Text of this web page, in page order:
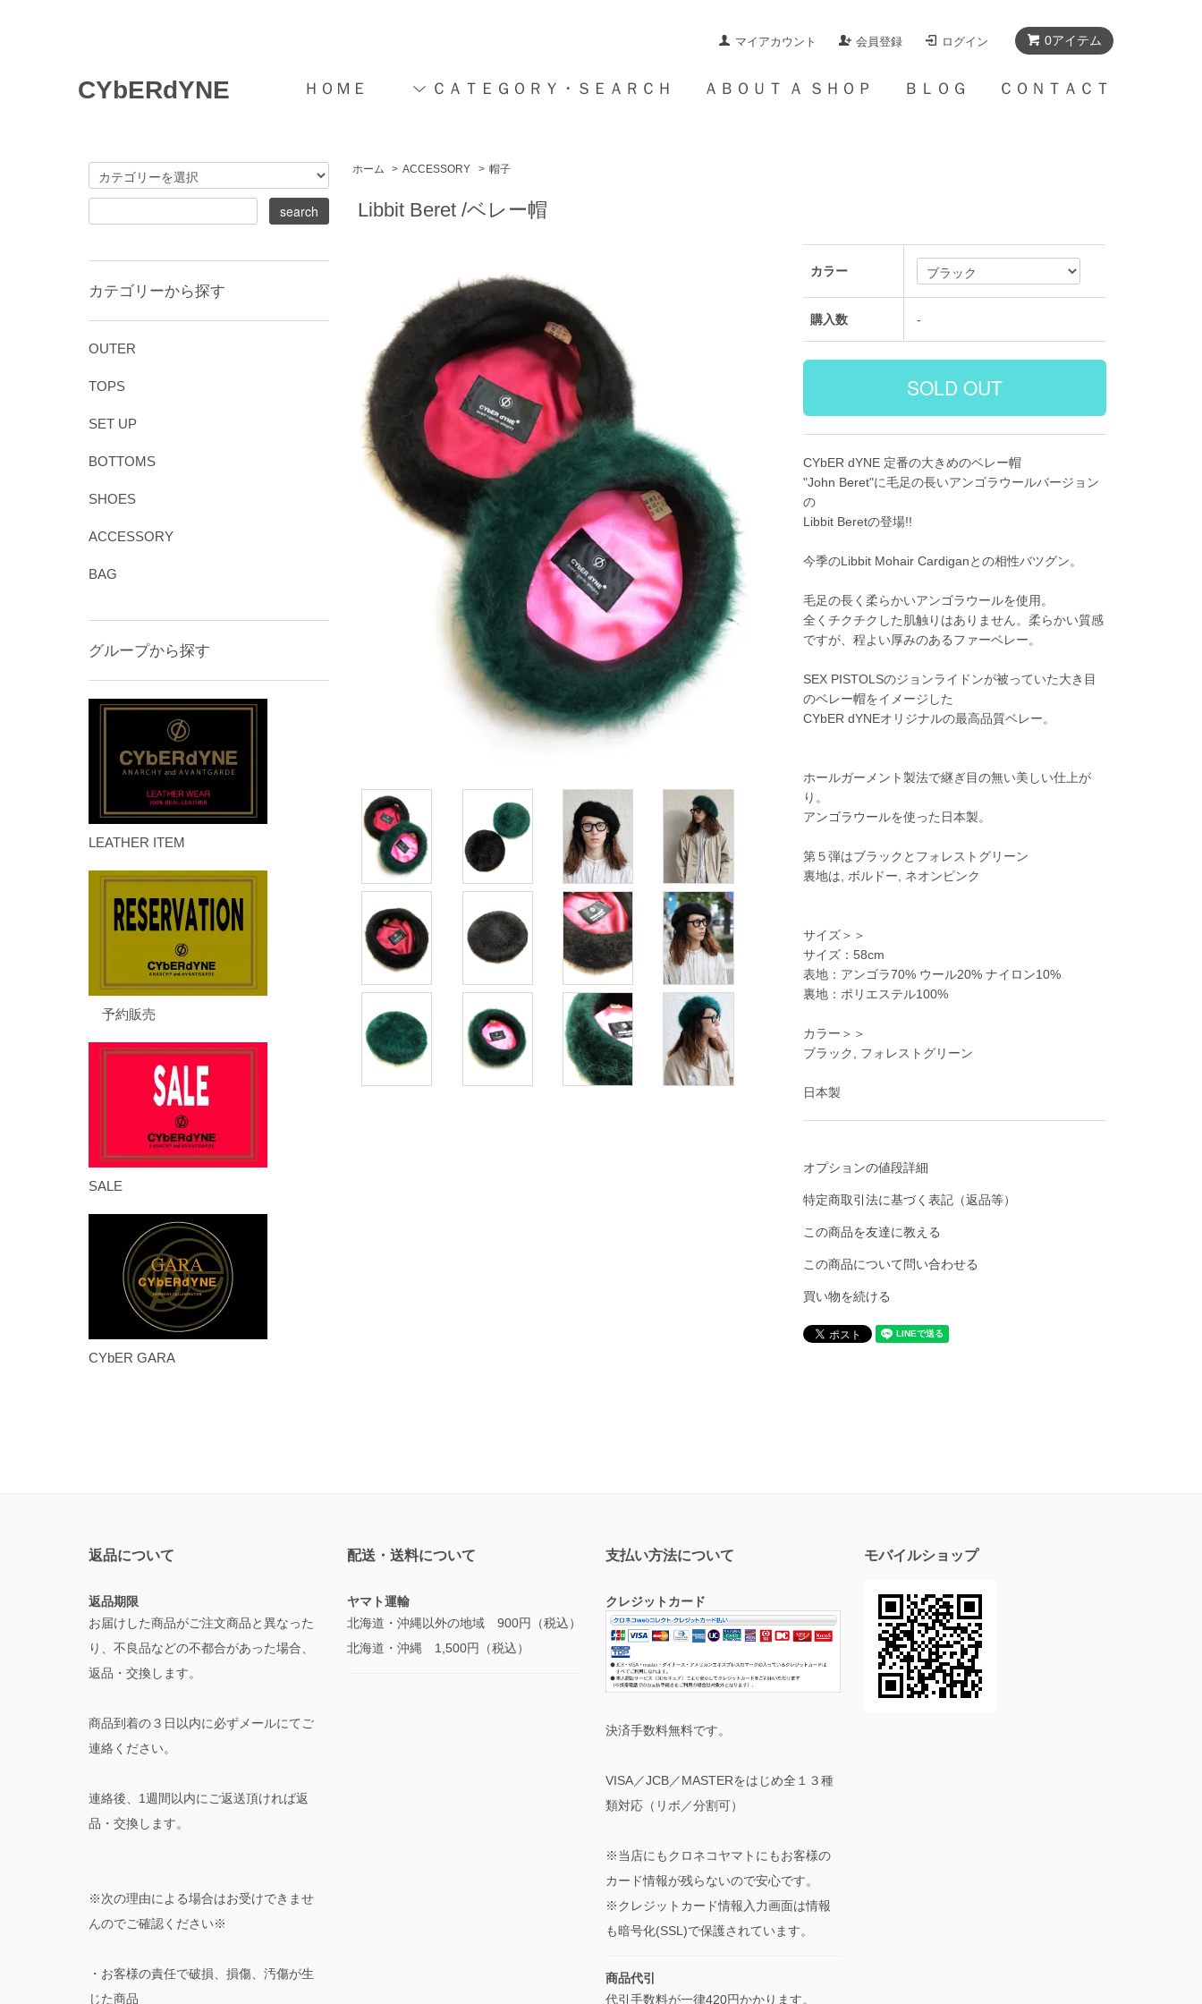
0アイテム
マイアカウント 会員登録 ログイン
ＨＯＭＥ ＣＡＴＥＧＯＲＹ・ＳＥＡＲＣＨ ＡＢＯＵＴ Ａ ＳＨＯＰ ＢＬＯＧ ＣＯＮＴＡＣＴ
CYbERdYNE
ホーム > ACCESSORY > 帽子
Libbit Beret /ベレー帽
カラー
購入数 -
CYbER dYNE 定番の大きめのベレー帽
"John Beret"に毛足の長いアンゴラウールバージョン
の
Libbit Beretの登場!!
今季のLibbit Mohair Cardiganとの相性バツグン。
毛足の長く柔らかいアンゴラウールを使用。
全くチクチクした肌触りはありません。柔らかい質感
ですが、程よい厚みのあるファーベレー。
SEX PISTOLSのジョンライドンが被っていた大き目
のベレー帽をイメージした
CYbER dYNEオリジナルの最高品質ベレー。
ホールガーメント製法で継ぎ目の無い美しい仕上が
り。
アンゴラウールを使った日本製。
第５弾はブラックとフォレストグリーン
裏地は, ボルドー, ネオンピンク
サイズ＞＞
サイズ：58cm
表地：アンゴラ70% ウール20% ナイロン10%
裏地：ポリエステル100%
カラー＞＞
ブラック, フォレストグリーン
日本製
オプションの値段詳細
特定商取引法に基づく表記（返品等）
この商品を友達に教える
この商品について問い合わせる
買い物を続ける
カテゴリーから探す
OUTER
TOPS
SET UP
BOTTOMS
SHOES
ACCESSORY
BAG
グループから探す
LEATHER ITEM
予約販売
SALE
CYbER GARA
返品について
返品期限
お届けした商品がご注文商品と異なった
り、不良品などの不都合があった場合、
返品・交換します。
商品到着の３日以内に必ずメールにてご
連絡ください。
連絡後、1週間以内にご返送頂ければ返
品・交換します。
※次の理由による場合はお受けできませ
んのでご確認ください※
・お客様の責任で破損、損傷、汚傷が生
じた商品
配送・送料について
ヤマト運輸
北海道・沖縄以外の地域 900円（税込）
北海道・沖縄 1,500円（税込）
支払い方法について
クレジットカード
決済手数料無料です。
VISA／JCB／MASTERをはじめ全１３種
類対応（リボ／分割可）
※当店にもクロネコヤマトにもお客様の
カード情報が残らないので安心です。
※クレジットカード情報入力画面は情報
も暗号化(SSL)で保護されています。
商品代引
代引手数料が一律420円かかります。
モバイルショップ